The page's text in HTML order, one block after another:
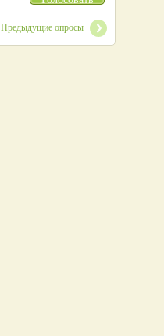
Предыдущие опросы